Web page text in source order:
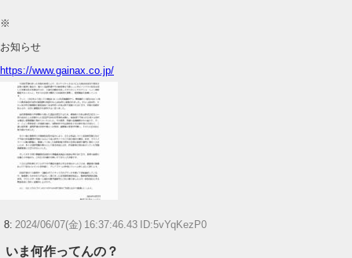
※
お知らせ
https://www.gainax.co.jp/
8: 2024/06/07(金) 16:37:46.43 ID:5vYqKezP0
いま何作ってんの？